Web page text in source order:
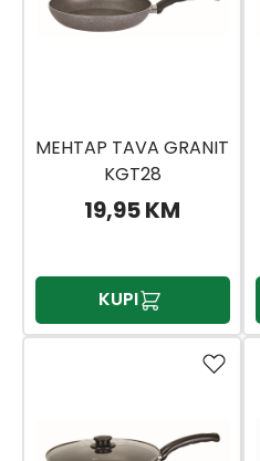
MEHTAP TAVA GRANIT
KGT28
19,95 KM
KUPI